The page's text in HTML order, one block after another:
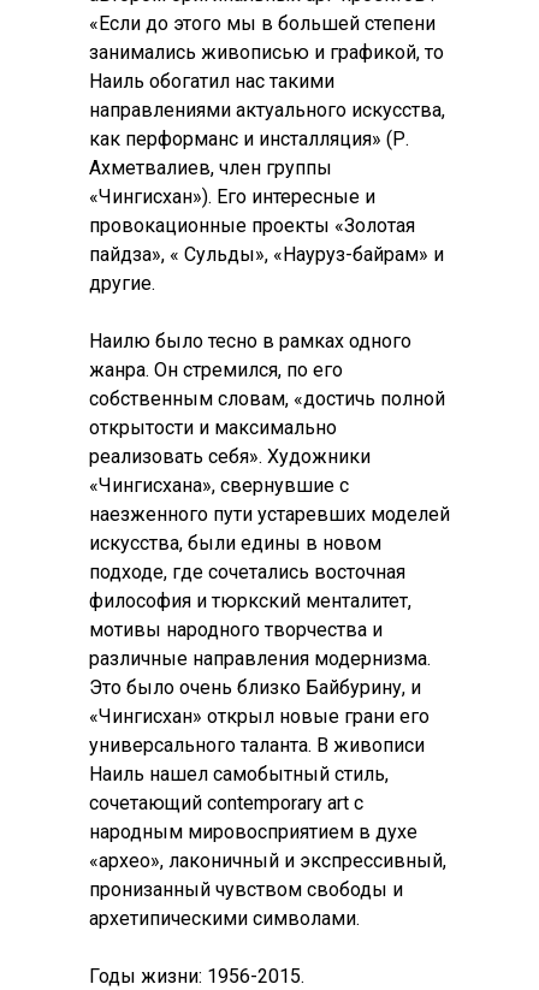
«Если до этого мы в большей степени
занимались живописью и графикой, то
Наиль обогатил нас такими
направлениями актуального искусства,
как перформанс и инсталляция» (Р.
Ахметвалиев, член группы
«Чингисхан»). Его интересные и
провокационные проекты «Золотая
пайдза», « Сульды», «Науруз-байрам» и
другие.
Наилю было тесно в рамках одного
жанра. Он стремился, по его
собственным словам, «достичь полной
открытости и максимально
реализовать себя». Художники
«Чингисхана», свернувшие с
наезженного пути устаревших моделей
искусства, были едины в новом
подходе, где сочетались восточная
философия и тюркский менталитет,
мотивы народного творчества и
различные направления модернизма.
Это было очень близко Байбурину, и
«Чингисхан» открыл новые грани его
универсального таланта. В живописи
Наиль нашел самобытный стиль,
сочетающий contemporary аrt с
народным мировосприятием в духе
«архео», лаконичный и экспрессивный,
пронизанный чувством свободы и
архетипическими символами.
Годы жизни: 1956-2015.